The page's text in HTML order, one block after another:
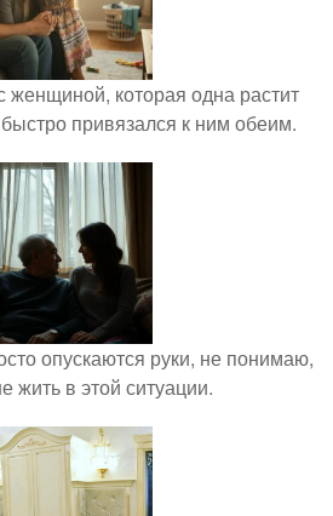
которая одна растит
привязался к ним обеим.
опускаются руки, не понимаю,
жить в этой ситуации.